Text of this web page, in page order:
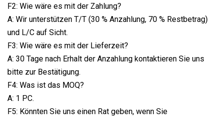
F2: Wie wäre es mit der Zahlung?
A: Wir unterstützen T/T (30 % Anzahlung, 70 % Restbetrag)
und L/C auf Sicht.
F3: Wie wäre es mit der Lieferzeit?
A: 30 Tage nach Erhalt der Anzahlung kontaktieren Sie uns
bitte zur Bestätigung.
F4: Was ist das MOQ?
A: 1 PC.
F5: Könnten Sie uns einen Rat geben, wenn Sie